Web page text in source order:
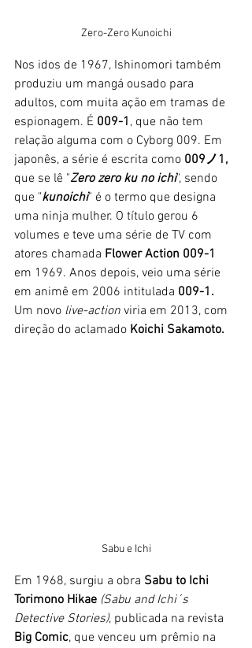
Zero-Zero Kunoichi
Nos idos de 1967, Ishinomori também
produziu um mangá ousado para
adultos, com muita ação em tramas de
espionagem. É 009-1 , que não tem
relação alguma com o Cyborg 009. Em
japonês, a série é escrita como 009ノ1,
que se lê "Zero zero ku no ichi", sendo
que "kunoichi" é o termo que designa
uma ninja mulher. O título gerou 6
volumes e teve uma série de TV com
atores chamada Flower Action 009-1
em 1969. Anos depois, veio uma série
em animê em 2006 intitulada 009-1.
Um novo live-action viria em 2013, com
direção do aclamado Koichi Sakamoto.
Sabu e Ichi
Em 1968, surgiu a obra Sabu to Ichi
Torimono Hikae (Sabu and Ichi´s
Detective Stories), publicada na revista
Big Comic, que venceu um prêmio na